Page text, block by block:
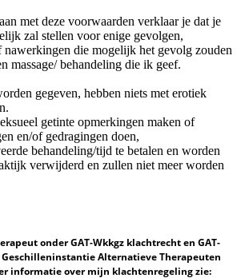
met deze voorwaarden verklaar je dat je
zal stellen voor enige gevolgen,
die mogelijk het gevolg zouden
massage/ behandeling die ik geef.
gegeven, hebben niets met erotiek
getinte opmerkingen maken of
en/of gedragingen doen,
behandeling/tijd te betalen en worden
verwijderd en zullen niet meer worden
onder GAT-Wkkgz klachtrecht en GAT-
Alternatieve Therapeuten
informatie over mijn klachtenregeling zie: